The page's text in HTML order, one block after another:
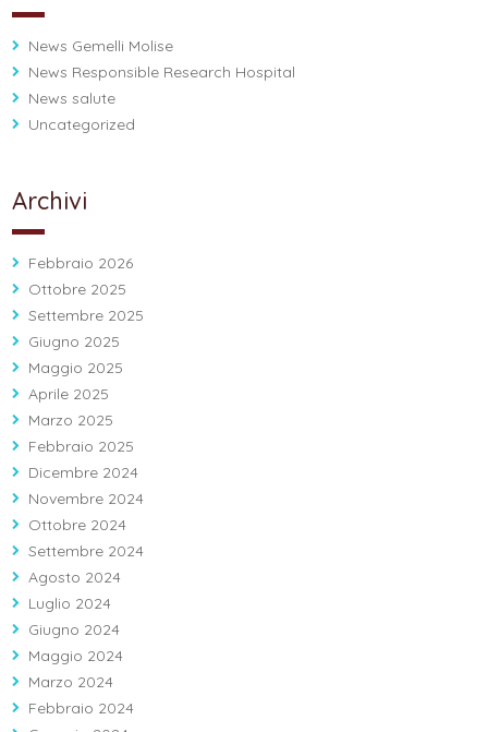
News Gemelli Molise
News Responsible Research Hospital
News salute
Uncategorized
Archivi
Febbraio 2026
Ottobre 2025
Settembre 2025
Giugno 2025
Maggio 2025
Aprile 2025
Marzo 2025
Febbraio 2025
Dicembre 2024
Novembre 2024
Ottobre 2024
Settembre 2024
Agosto 2024
Luglio 2024
Giugno 2024
Maggio 2024
Marzo 2024
Febbraio 2024